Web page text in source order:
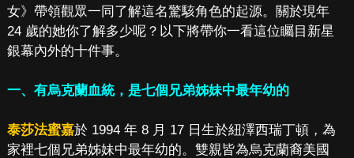
女》帶領觀眾一同了解這名驚駭角色的起源。關於現年
24 歲的她你了解多少呢？以下將帶你一看這位矚目新星
銀幕內外的十件事。
一、有烏克蘭血統，是七個兄弟姊妹中最年幼的
泰莎法蜜嘉於 1994 年 8 月 17 日生於紐澤西瑞丁頓，為
家裡七個兄弟姊妹中最年幼的。雙親皆為烏克蘭裔美國